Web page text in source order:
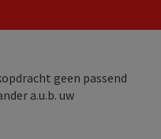
geen passend
a.u.b. uw